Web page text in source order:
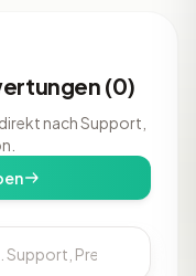
(0)
nach Support,